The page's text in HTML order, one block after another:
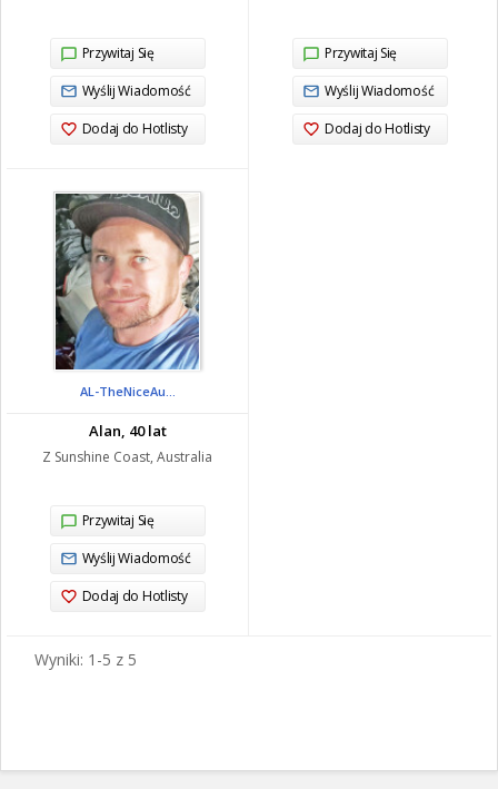
Przywitaj Się
Wyślij Wiadomość
Dodaj do Hotlisty
Przywitaj Się
Wyślij Wiadomość
Dodaj do Hotlisty
AL-TheNiceAu...
Alan, 40 lat
Z Sunshine Coast, Australia
Przywitaj Się
Wyślij Wiadomość
Dodaj do Hotlisty
Wyniki: 1-5 z 5